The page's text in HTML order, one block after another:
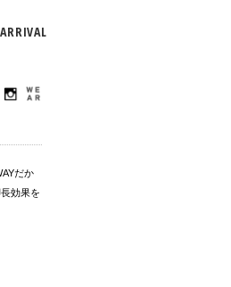
だか
効果を